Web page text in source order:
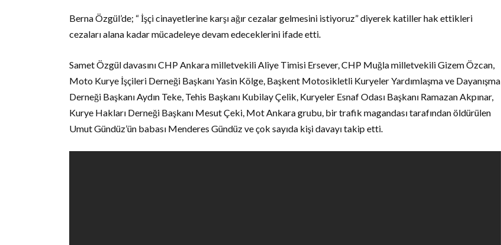
Berna Özgül’de; “ İşçi cinayetlerine karşı ağır cezalar gelmesini istiyoruz” diyerek katiller hak ettikleri
cezaları alana kadar mücadeleye devam edeceklerini ifade etti.
Samet Özgül davasını CHP Ankara milletvekili Aliye Timisi Ersever, CHP Muğla milletvekili Gizem Özcan,
Moto Kurye İşçileri Derneği Başkanı Yasin Kölge, Başkent Motosikletli Kuryeler Yardımlaşma ve Dayanışma
Derneği Başkanı Aydın Teke, Tehis Başkanı Kubilay Çelik, Kuryeler Esnaf Odası Başkanı Ramazan Akpınar,
Kurye Hakları Derneği Başkanı Mesut Çeki, Mot Ankara grubu, bir trafik magandası tarafından öldürülen
Umut Gündüz’ün babası Menderes Gündüz ve çok sayıda kişi davayı takip etti.